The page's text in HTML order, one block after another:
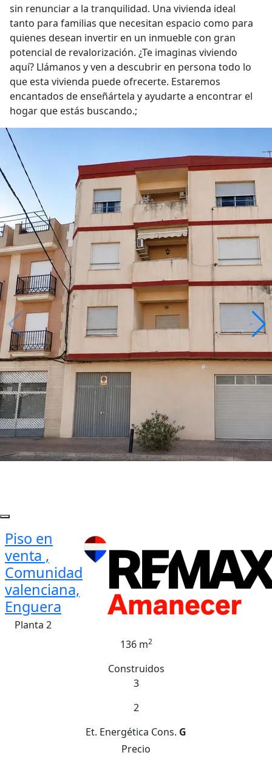
sin renunciar a la tranquilidad. Una vivienda ideal
tanto para familias que necesitan espacio como para
quienes desean invertir en un inmueble con gran
potencial de revalorización. ¿Te imaginas viviendo
aquí? Llámanos y ven a descubrir en persona todo lo
que esta vivienda puede ofrecerte. Estaremos
encantados de enseñártela y ayudarte a encontrar el
hogar que estás buscando.;
Piso en
venta ,
Comunidad
valenciana,
Enguera
Planta 2
136 m2
Construidos
3
2
Et. Energética Cons. G
Precio